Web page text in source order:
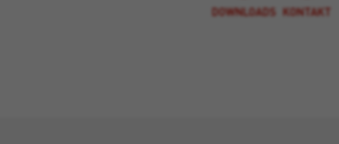
DOWNLOADS KONTAKT